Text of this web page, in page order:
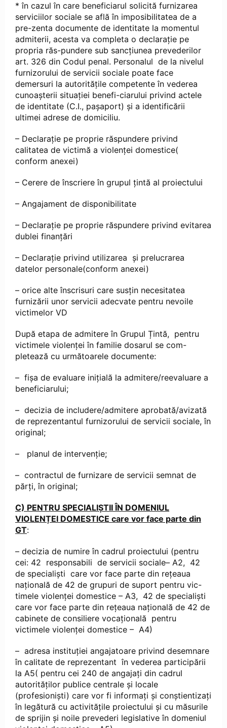
* în cazul în care beneficiarul solicită furnizarea
serviciilor sociale se află în imposibilitatea de a
pre-zenta documente de identitate la momentul
admiterii, acesta va completa o declarație pe
propria răs-pundere sub sancțiunea prevederilor
art. 326 din Codul penal. Personalul de la nivelul
furnizorului de servicii sociale poate face
demersuri la autoritățile competente în vederea
cunoașterii situației benefi-ciarului privind actele
de identitate (C.I., pașaport) și a identificării
ultimei adrese de domiciliu.
– Declarație pe proprie răspundere privind
calitatea de victimă a violenței domestice(
conform anexei)
– Cerere de înscriere în grupul țintă al proiectului
– Angajament de disponibilitate
– Declarație pe proprie răspundere privind evitarea
dublei finanțări
– Declarație privind utilizarea și prelucrarea
datelor personale(conform anexei)
– orice alte înscrisuri care susțin necesitatea
furnizării unor servicii adecvate pentru nevoile
victimelor VD
După etapa de admitere în Grupul Țintă, pentru
victimele violenței în familie dosarul se com-
pletează cu următoarele documente:
– fișa de evaluare inițială la admitere/reevaluare a
beneficiarului;
– decizia de includere/admitere aprobată/avizată
de reprezentantul furnizorului de servicii sociale, în
original;
– planul de intervenție;
– contractul de furnizare de servicii semnat de
părți, în original;
C) PENTRU SPECIALIȘTII ÎN DOMENIUL
VIOLENȚEI DOMESTICE care vor face parte din
GT:
– decizia de numire în cadrul proiectului (pentru
cei: 42 responsabili de servicii sociale– A2, 42
de specialiști care vor face parte din rețeaua
națională de 42 de grupuri de suport pentru vic-
timele violenței domestice – A3, 42 de specialiști
care vor face parte din rețeaua națională de 42 de
cabinete de consiliere vocațională pentru
victimele violenței domestice – A4)
– adresa instituției angajatoare privind desemnare
în calitate de reprezentant în vederea participării
la A5( pentru cei 240 de angajați din cadrul
autorităților publice centrale și locale
(profesioniști) care vor fi informați și conștientizați
în legătură cu activitățile proiectului și cu măsurile
de sprijin și noile prevederi legislative în domeniul